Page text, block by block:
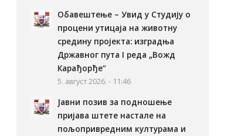
Обавештење – Увид у Студију о
процени утицаја на животну
средину пројекта: изградња
Државног пута I реда „Вожд
Карађорђе“
5. август 2026. - 11:46
Јавни позив за подношење
пријава штете настале на
пољопривредним културама и